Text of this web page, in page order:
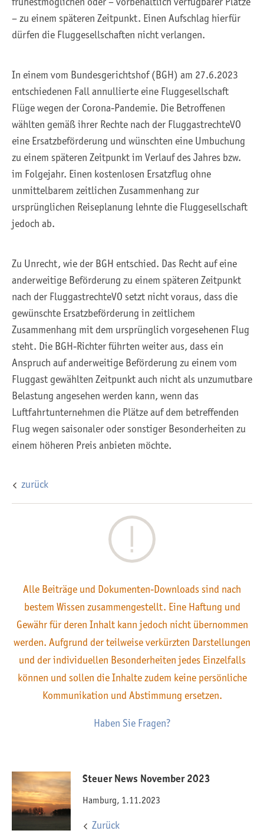
– zu einem späteren Zeitpunkt. Einen Aufschlag hierfür
dürfen die Fluggesellschaften nicht verlangen.
In einem vom Bundesgerichtshof (BGH) am 27.6.2023
entschiedenen Fall annullierte eine Fluggesellschaft
Flüge wegen der Corona-Pandemie. Die Betroffenen
wählten gemäß ihrer Rechte nach der FluggastrechteVO
eine Ersatzbeförderung und wünschten eine Umbuchung
zu einem späteren Zeitpunkt im Verlauf des Jahres bzw.
im Folgejahr. Einen kostenlosen Ersatzflug ohne
unmittelbarem zeitlichen Zusammenhang zur
ursprünglichen Reiseplanung lehnte die Fluggesellschaft
jedoch ab.
Zu Unrecht, wie der BGH entschied. Das Recht auf eine
anderweitige Beförderung zu einem späteren Zeitpunkt
nach der FluggastrechteVO setzt nicht voraus, dass die
gewünschte Ersatzbeförderung in zeitlichem
Zusammenhang mit dem ursprünglich vorgesehenen Flug
steht. Die BGH-Richter führten weiter aus, dass ein
Anspruch auf anderweitige Beförderung zu einem vom
Fluggast gewählten Zeitpunkt auch nicht als unzumutbare
Belastung angesehen werden kann, wenn das
Luftfahrtunternehmen die Plätze auf dem betreffenden
Flug wegen saisonaler oder sonstiger Besonderheiten zu
einem höheren Preis anbieten möchte.
zurück
Alle Beiträge und Dokumenten-Downloads sind nach
bestem Wissen zusammengestellt. Eine Haftung und
Gewähr für deren Inhalt kann jedoch nicht übernommen
werden. Aufgrund der teilweise verkürzten Darstellungen
und der individuellen Besonderheiten jedes Einzelfalls
können und sollen die Inhalte zudem keine persönliche
Kommunikation und Abstimmung ersetzen.
Haben Sie Fragen?
Steuer News November 2023
Hamburg, 1.11.2023
Zurück